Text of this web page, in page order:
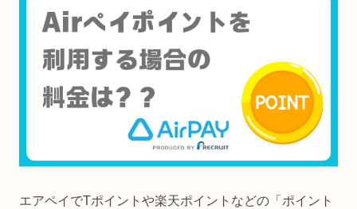
エアペイでTポイントや楽天ポイントなどの「ポイント